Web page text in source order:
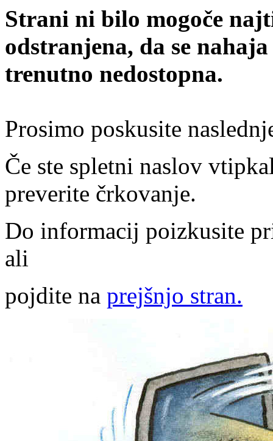
Strani ni bilo mogoče
odstranjena, da se
trenutno nedostopna.
Prosimo poskusite
Če ste spletni naslov
preverite črkovanje.
Do informacij poizkusite
ali
pojdite na prejšnjo stran.